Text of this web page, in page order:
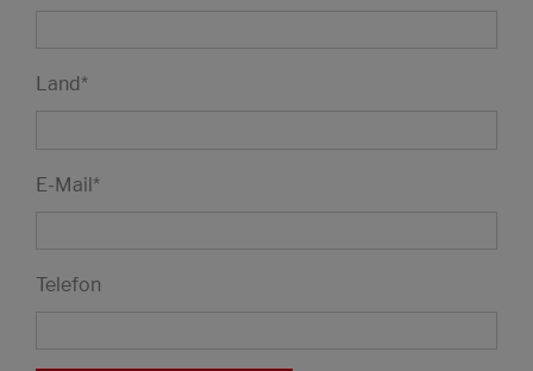
Land*
E-Mail*
Telefon